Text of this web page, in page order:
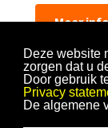
Deze website
zorgen dat u
Door gebruik
Privacy
De algemene
Meer